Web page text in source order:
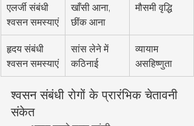
एलर्जी संबंधी
श्वसन समस्याएं
खाँसी आना,
छींक आना
मौसमी वृद्धि
हृदय संबंधी
श्वसन समस्याएं
सांस लेने में
कठिनाई
व्यायाम
असहिष्णुता
श्वसन संबंधी रोगों के प्रारंभिक चेतावनी
संकेत